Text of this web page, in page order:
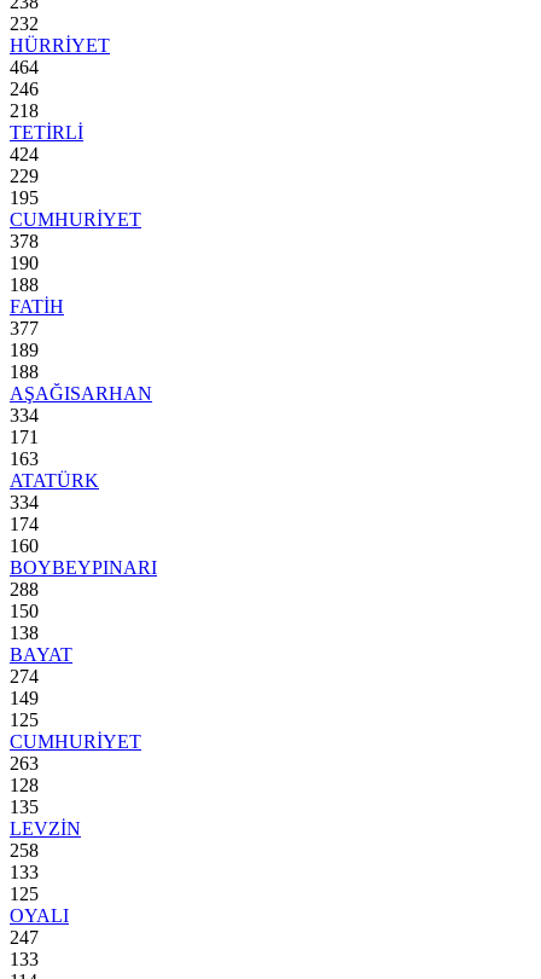
232
HÜRRİYET
464
246
218
TETİRLİ
424
229
195
CUMHURİYET
378
190
188
FATİH
377
189
188
AŞAĞISARHAN
334
171
163
ATATÜRK
334
174
160
BOYBEYPINARI
288
150
138
BAYAT
274
149
125
CUMHURİYET
263
128
135
LEVZİN
258
133
125
OYALI
247
133